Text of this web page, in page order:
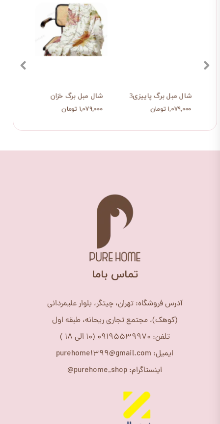
شال مبل برگ خزان
۱,۰۷۹,۰۰۰ تومان
شال مبل برگ پاییزی3
۱,۰۷۹,۰۰۰ تومان
​تماس باما
آدرس فروشگاه: تهران، چیتگر، بلوار علیمردانی
(کوهک)، مجتمع تجاری ریحانه، طبقه اول
تلفن: 09195539970 (10 الی 18 )
ایمیل: purehome1399@gmail.com
اینستاگرام: purehome_shop@